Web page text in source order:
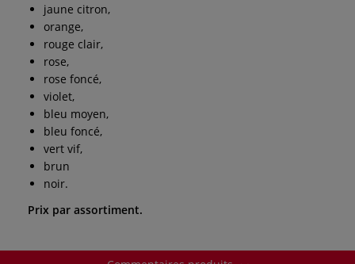
jaune citron,
orange,
rouge clair,
rose,
rose foncé,
violet,
bleu moyen,
bleu foncé,
vert vif,
brun
noir.
Prix par assortiment.